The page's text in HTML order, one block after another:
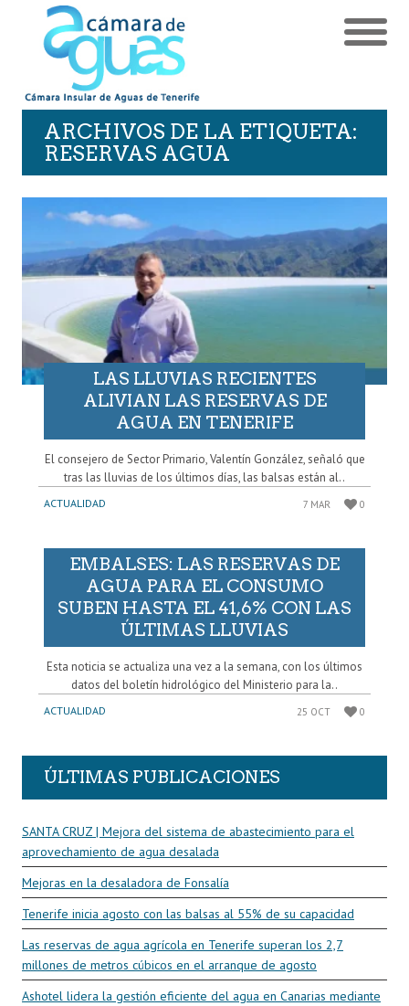
ARCHIVOS DE LA ETIQUETA:
RESERVAS AGUA
LAS LLUVIAS RECIENTES
ALIVIAN LAS RESERVAS DE
AGUA EN TENERIFE
El consejero de Sector Primario, Valentín González, señaló que
tras las lluvias de los últimos días, las balsas están al..
ACTUALIDAD 7 MAR 0
EMBALSES: LAS RESERVAS DE
AGUA PARA EL CONSUMO
SUBEN HASTA EL 41,6% CON LAS
ÚLTIMAS LLUVIAS
Esta noticia se actualiza una vez a la semana, con los últimos
datos del boletín hidrológico del Ministerio para la..
ACTUALIDAD 25 OCT 0
ÚLTIMAS PUBLICACIONES
SANTA CRUZ | Mejora del sistema de abastecimiento para el
aprovechamiento de agua desalada
Mejoras en la desaladora de Fonsalía
Tenerife inicia agosto con las balsas al 55% de su capacidad
Las reservas de agua agrícola en Tenerife superan los 2,7
millones de metros cúbicos en el arranque de agosto
Ashotel lidera la gestión eficiente del agua en Canarias mediante